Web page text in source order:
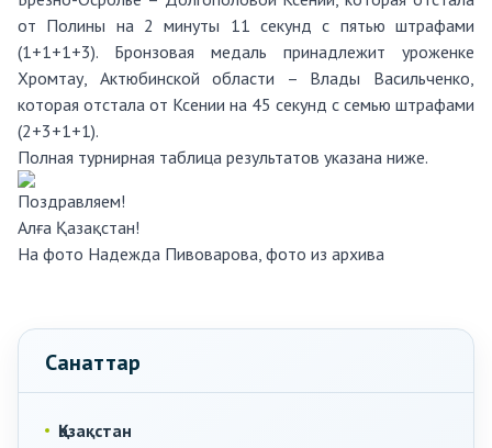
от Полины на 2 минуты 11 секунд с пятью штрафами
(1+1+1+3). Бронзовая медаль принадлежит уроженке
Хромтау, Актюбинской области – Влады Васильченко,
которая отстала от Ксении на 45 секунд с семью штрафами
(2+3+1+1).
Полная турнирная таблица результатов указана ниже.
Поздравляем!
Алға Қазақстан!
На фото Надежда Пивоварова, фото из архива
Санаттар
Қазақстан